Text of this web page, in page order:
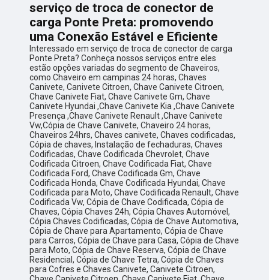
serviço de troca de conector de
carga Ponte Preta: promovendo
uma Conexão Estável e Eficiente
Interessado em serviço de troca de conector de carga
Ponte Preta? Conheça nossos serviços entre eles
estão opções variadas do segmento de Chaveiros,
como Chaveiro em campinas 24 horas, Chaves
Canivete, Canivete Citroen, Chave Canivete Citroen,
Chave Canivete Fiat, Chave Canivete Gm, Chave
Canivete Hyundai ,Chave Canivete Kia ,Chave Canivete
Presença ,Chave Canivete Renault ,Chave Canivete
Vw,Cópia de Chave Canivete, Chaveiro 24 horas,
Chaveiros 24hrs, Chaves canivete, Chaves codificadas,
Cópia de chaves, Instalação de fechaduras, Chaves
Codificadas, Chave Codificada Chevrolet, Chave
Codificada Citroen, Chave Codificada Fiat, Chave
Codificada Ford, Chave Codificada Gm, Chave
Codificada Honda, Chave Codificada Hyundai, Chave
Codificada para Moto, Chave Codificada Renault, Chave
Codificada Vw, Cópia de Chave Codificada, Cópia de
Chaves, Cópia Chaves 24h, Cópia Chaves Automóvel,
Cópia Chaves Codificadas, Cópia de Chave Automotiva,
Cópia de Chave para Apartamento, Cópia de Chave
para Carros, Cópia de Chave para Casa, Cópia de Chave
para Moto, Cópia de Chave Reserva, Cópia de Chave
Residencial, Cópia de Chave Tetra, Cópia de Chaves
para Cofres e Chaves Canivete, Canivete Citroen,